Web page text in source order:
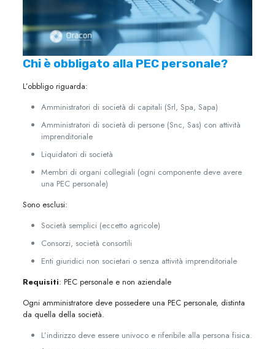
Chi è obbligato alla PEC personale?
L’obbligo riguarda:
Amministratori di società di capitali (Srl, Spa, Sapa)
Amministratori di società di persone (Snc, Sas) con attività
imprenditoriale
Liquidatori di società
Membri di organi collegiali (ogni componente deve avere
una PEC personale)
Sono esclusi:
Società semplici (eccetto agricole)
Consorzi, società consortili
Enti giuridici non societari o senza attività imprenditoriale
Requisiti: PEC personale e non aziendale
Ogni amministratore deve possedere una PEC personale, distinta
da quella della società.
L’indirizzo deve essere univoco e riferibile alla persona fisica.